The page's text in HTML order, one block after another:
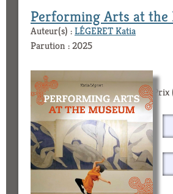
Performing Arts at the
Auteur(s) :LÉGERET Katia
Parution : 2025